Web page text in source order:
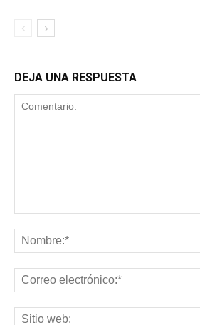
DEJA UNA RESPUESTA